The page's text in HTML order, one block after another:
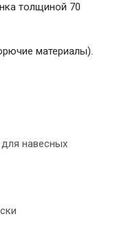
толщиной 70
материалы).
навесных